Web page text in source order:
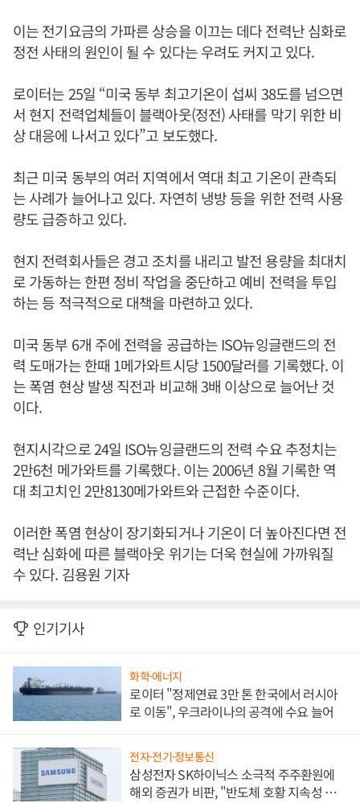
이는 전기요금의 가파른 상승을 이끄는 데다 전력난 심화로
정전 사태의 원인이 될 수 있다는 우려도 커지고 있다.
로이터는 25일 “미국 동부 최고기온이 섭씨 38도를 넘으면
서 현지 전력업체들이 블랙아웃(정전) 사태를 막기 위한 비
상 대응에 나서고 있다”고 보도했다.
최근 미국 동부의 여러 지역에서 역대 최고 기온이 관측되
는 사례가 늘어나고 있다. 자연히 냉방 등을 위한 전력 사용
량도 급증하고 있다.
현지 전력회사들은 경고 조치를 내리고 발전 용량을 최대치
로 가동하는 한편 정비 작업을 중단하고 예비 전력을 투입
하는 등 적극적으로 대책을 마련하고 있다.
미국 동부 6개 주에 전력을 공급하는 ISO뉴잉글랜드의 전
력 도매가는 한때 1메가와트시당 1500달러를 기록했다. 이
는 폭염 현상 발생 직전과 비교해 3배 이상으로 늘어난 것
이다.
현지시각으로 24일 ISO뉴잉글랜드의 전력 수요 추정치는
2만6천 메가와트를 기록했다. 이는 2006년 8월 기록한 역
대 최고치인 2만8130메가와트와 근접한 수준이다.
이러한 폭염 현상이 장기화되거나 기온이 더 높아진다면 전
력난 심화에 따른 블랙아웃 위기는 더욱 현실에 가까워질
수 있다. 김용원 기자
인기기사
화학·에너지
로이터 "정제연료 3만 톤 한국에서 러시아
로 이동", 우크라이나의 공격에 수요 늘어
전자·전기·정보통신
삼성전자 SK하이닉스 소극적 주주환원에
해외 증권가 비판, "반도체 호황 지속성 의